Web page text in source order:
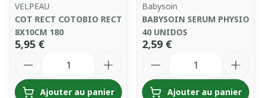
VELPEAU
COT RECT COTOBIO RECT
8X10CM 180
5,95 €
Ajouter au panier
Babysoin
BABYSOIN SERUM PHYSIO
40 UNIDOS
2,59 €
Ajouter au panier